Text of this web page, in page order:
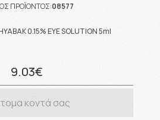
ΠΡΟΪΟΝΤΟΣ:08577
0.15% EYE SOLUTION 5ml
9.03€
κοντά σας